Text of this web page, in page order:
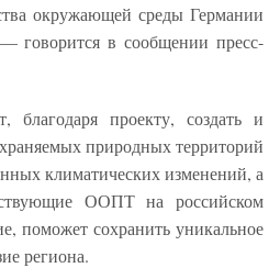
окружающей среды Германии
говорится в сообщении пресс-
благодаря проекту, создать и
природных территорий
климатических изменений, а
ООПТ на российском
поможет сохранить уникальное
региона.